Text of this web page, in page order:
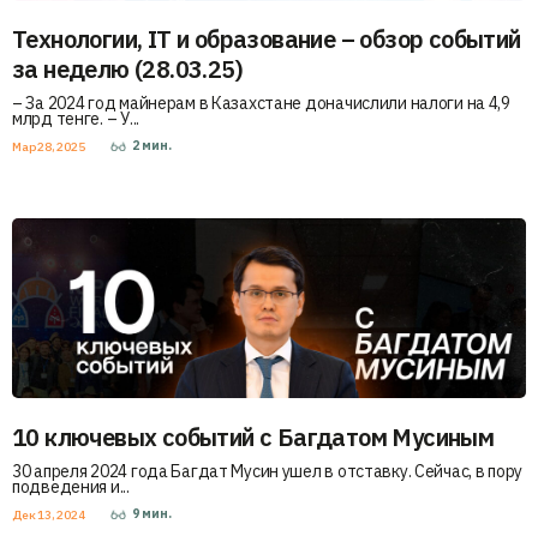
Технологии, IT и образование – обзор событий
за неделю (28.03.25)
– За 2024 год майнерам в Казахстане доначислили налоги на 4,9
млрд тенге. – У...
Мар 28, 2025 2 мин.
10 ключевых событий с Багдатом Мусиным
30 апреля 2024 года Багдат Мусин ушел в отставку. Сейчас, в пору
подведения и...
Дек 13, 2024 9 мин.